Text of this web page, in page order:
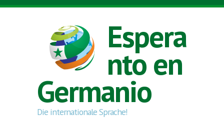
Skip to main content
Espera
nto en
Germanio
Die internationale Sprache!